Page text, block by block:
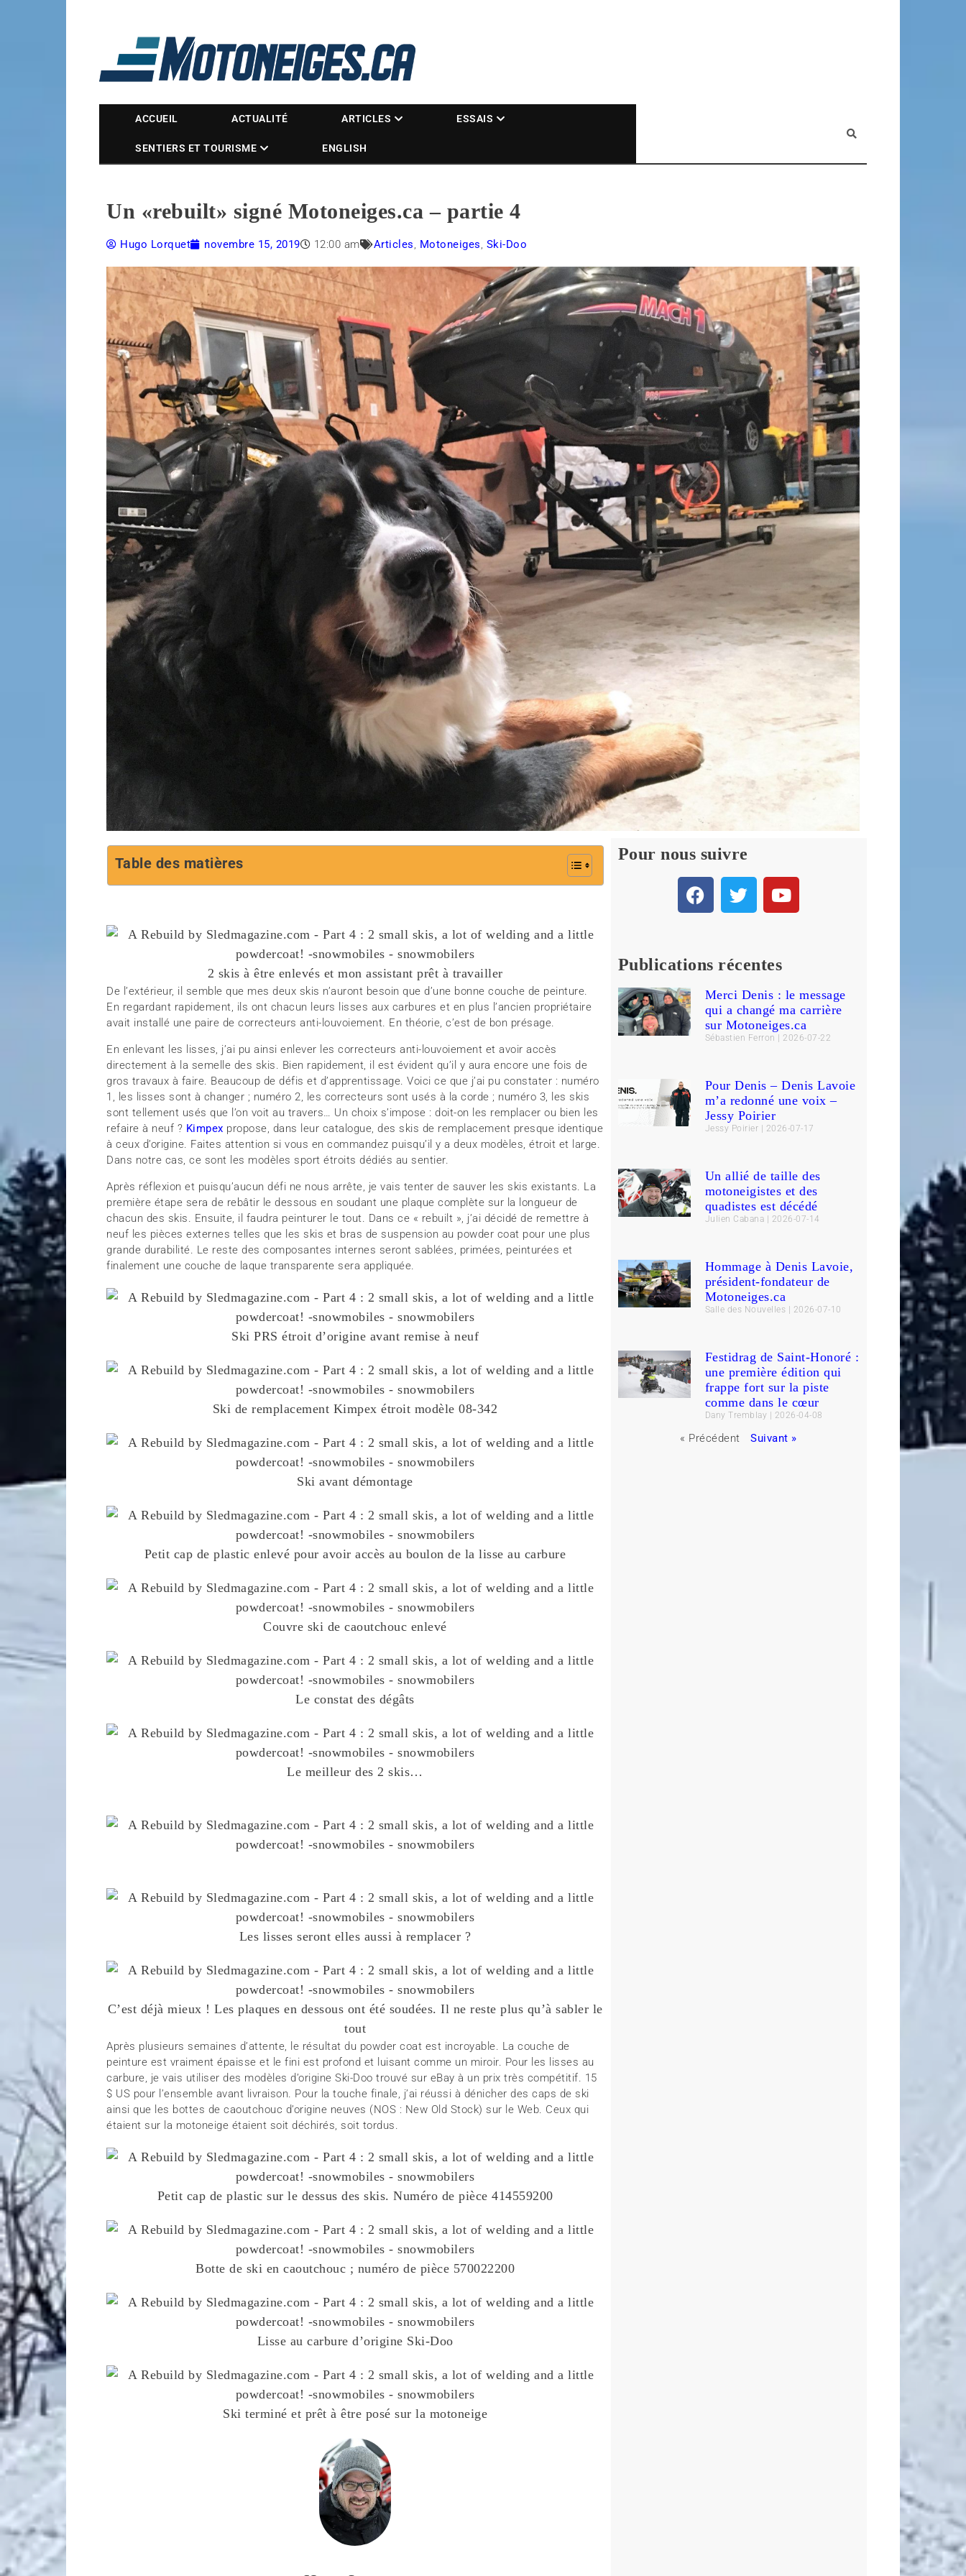
Magazine Motoneiges.ca
ACCUEIL ACTUALITÉ ARTICLES ESSAIS
SENTIERS ET TOURISME ENGLISH
Un «rebuilt» signé Motoneiges.ca – partie 4
Hugo Lorquet novembre 15, 2019 12:00 am Articles, Motoneiges, Ski-Doo
Table des matières
2 skis à être enlevés et mon assistant prêt à travailler
De l’extérieur, il semble que mes deux skis n’auront besoin que d’une bonne couche de peinture.
En regardant rapidement, ils ont chacun leurs lisses aux carbures et en plus l’ancien propriétaire
avait installé une paire de correcteurs anti-louvoiement. En théorie, c’est de bon présage.
En enlevant les lisses, j’ai pu ainsi enlever les correcteurs anti-louvoiement et avoir accès
directement à la semelle des skis. Bien rapidement, il est évident qu’il y aura encore une fois de
gros travaux à faire. Beaucoup de défis et d’apprentissage. Voici ce que j’ai pu constater : numéro
1, les lisses sont à changer ; numéro 2, les correcteurs sont usés à la corde ; numéro 3, les skis
sont tellement usés que l’on voit au travers… Un choix s’impose : doit-on les remplacer ou bien les
refaire à neuf ? Kimpex propose, dans leur catalogue, des skis de remplacement presque identique
à ceux d’origine. Faites attention si vous en commandez puisqu’il y a deux modèles, étroit et large.
Dans notre cas, ce sont les modèles sport étroits dédiés au sentier.
Après réflexion et puisqu’aucun défi ne nous arrête, je vais tenter de sauver les skis existants. La
première étape sera de rebâtir le dessous en soudant une plaque complète sur la longueur de
chacun des skis. Ensuite, il faudra peinturer le tout. Dans ce « rebuilt », j’ai décidé de remettre à
neuf les pièces externes telles que les skis et bras de suspension au powder coat pour une plus
grande durabilité. Le reste des composantes internes seront sablées, primées, peinturées et
finalement une couche de laque transparente sera appliquée.
Ski PRS étroit d’origine avant remise à neuf
Ski de remplacement Kimpex étroit modèle 08-342
Ski avant démontage
Petit cap de plastic enlevé pour avoir accès au boulon de la lisse au carbure
Couvre ski de caoutchouc enlevé
Le constat des dégâts
Le meilleur des 2 skis…
Les lisses seront elles aussi à remplacer ?
C’est déjà mieux ! Les plaques en dessous ont été soudées. Il ne reste plus qu’à sabler le
tout
Après plusieurs semaines d’attente, le résultat du powder coat est incroyable. La couche de
peinture est vraiment épaisse et le fini est profond et luisant comme un miroir. Pour les lisses au
carbure, je vais utiliser des modèles d’origine Ski-Doo trouvé sur eBay à un prix très compétitif. 15
$ US pour l’ensemble avant livraison. Pour la touche finale, j’ai réussi à dénicher des caps de ski
ainsi que les bottes de caoutchouc d’origine neuves (NOS : New Old Stock) sur le Web. Ceux qui
étaient sur la motoneige étaient soit déchirés, soit tordus.
Petit cap de plastic sur le dessus des skis. Numéro de pièce 414559200
Botte de ski en caoutchouc ; numéro de pièce 570022200
Lisse au carbure d’origine Ski-Doo
Ski terminé et prêt à être posé sur la motoneige
Pour nous suivre
Publications récentes
Merci Denis : le message
qui a changé ma carrière
sur Motoneiges.ca
Sébastien Ferron 2026-07-22
Pour Denis – Denis Lavoie
m’a redonné une voix –
Jessy Poirier
Jessy Poirier 2026-07-17
Un allié de taille des
motoneigistes et des
quadistes est décédé
Julien Cabana 2026-07-14
Hommage à Denis Lavoie,
président-fondateur de
Motoneiges.ca
Salle des Nouvelles 2026-07-10
Festidrag de Saint-Honoré :
une première édition qui
frappe fort sur la piste
comme dans le cœur
Dany Tremblay 2026-04-08
« Précédent Suivant »